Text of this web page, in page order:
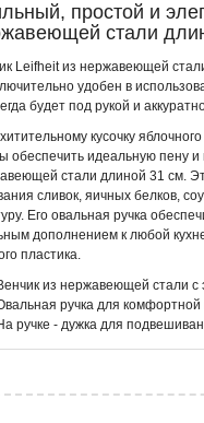
простой и
стали
Leifheit из нержавеющей
удобен в
будет под рукой и
кусочку
обеспечить идеальную пену и
стали длиной 31 см.
сливок, яичных белков,
Его овальная ручка
дополнением к любой
пластика.
из нержавеющей стали с
ручка для
ручке - дужка для